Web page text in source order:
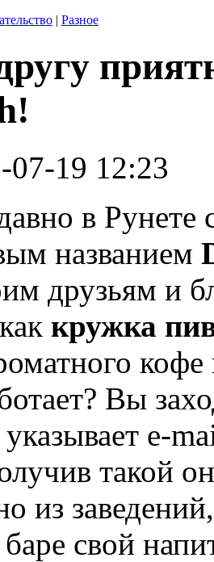
| Разное
07-19 12:23
в Рунете
названием
друзьям и
кружка
кофе
Вы
указывает e-
такой
из
баре свой